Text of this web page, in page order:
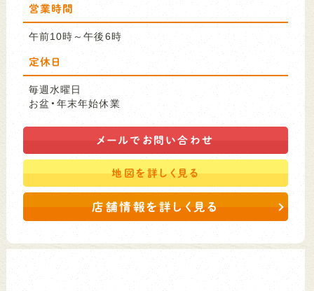
営業時間
午前10時～午後6時
定休日
毎週水曜日
お盆・年末年始休業
メールで お問い合わせ
地図を詳しく見る
店舗情報を詳しく見る